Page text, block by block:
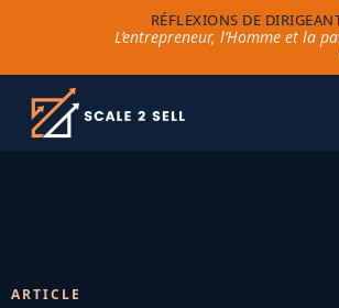
RÉFLEXIONS DE
L’entrepreneur, l’Homme et la
ARTICLE